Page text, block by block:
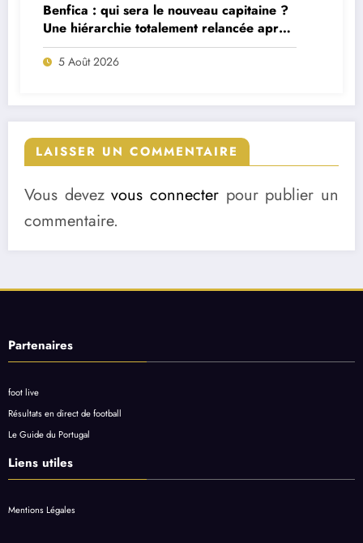
Benfica : qui sera le nouveau capitaine ?
Une hiérarchie totalement relancée après
deux départs majeurs
5 Août 2026
LAISSER UN COMMENTAIRE
Vous devezvous connecter pour publier un
commentaire.
Partenaires
foot live
Résultats en direct de football
Le Guide du Portugal
Liens utiles
Mentions Légales